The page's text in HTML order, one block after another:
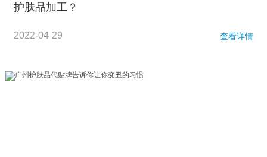
护肤品加工？
2022-04-29 查看详情